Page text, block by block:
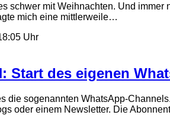
schwer mit Weihnachten. Und
mich eine mittlerweile…
Uhr
Start des eigenen
die sogenannten WhatsApp-
oder einem Newsletter. Die